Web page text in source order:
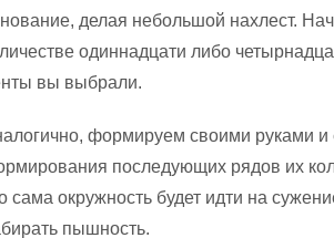
делая небольшой нахлест.
одиннадцати либо
вы выбрали.
формируем своими руками
последующих рядов их
сама окружность будет идти на
пышность.